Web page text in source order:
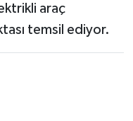
araç
temsil ediyor.